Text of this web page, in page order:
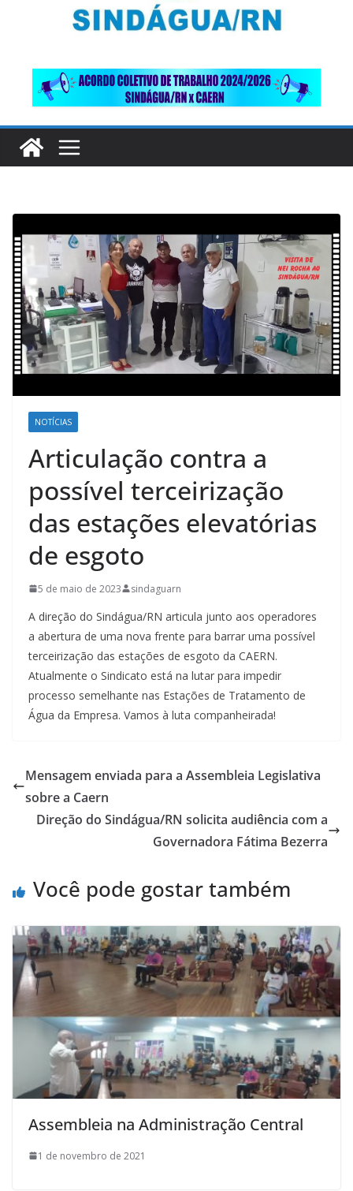
NOTÍCIAS
Articulação contra a
possível terceirização
das estações elevatórias
de esgoto
5 de maio de 2023 sindaguarn
A direção do Sindágua/RN articula junto aos operadores
a abertura de uma nova frente para barrar uma possível
terceirização das estações de esgoto da CAERN.
Atualmente o Sindicato está na lutar para impedir
processo semelhante nas Estações de Tratamento de
Água da Empresa. Vamos à luta companheirada!
Mensagem enviada para a Assembleia Legislativa
sobre a Caern
Direção do Sindágua/RN solicita audiência com a
Governadora Fátima Bezerra
Você pode gostar também
Assembleia na Administração Central
1 de novembro de 2021